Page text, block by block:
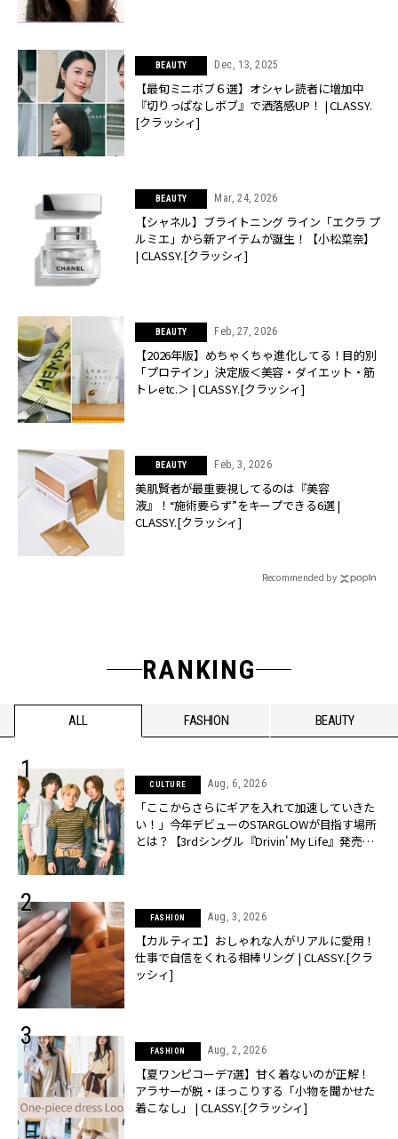
BEAUTY Dec, 13, 2025
【最旬ミニボブ６選】オシャレ読者に増加中
『切りっぱなしボブ』で洒落感UP！ | CLASSY.
[クラッシィ]
BEAUTY Mar, 24, 2026
【シャネル】ブライトニング ライン「エクラ プ
ルミエ」から新アイテムが誕生！【小松菜奈】
| CLASSY.[クラッシィ]
BEAUTY Feb, 27, 2026
【2026年版】めちゃくちゃ進化してる！目的別
「プロテイン」決定版＜美容・ダイエット・筋
トレetc.＞ | CLASSY.[クラッシィ]
BEAUTY Feb, 3, 2026
美肌賢者が最重要視してるのは『美容
液』！“施術要らず”をキープできる6選 |
CLASSY.[クラッシィ]
Recommended by
RANKING
ALL FASHION BEAUTY
CULTURE Aug, 6, 2026
「ここからさらにギアを入れて加速していきた
い！」今年デビューのSTARGLOWが目指す場所
とは？【3rdシングル『Drivin' My Life』発売】 |
FASHION Aug, 3, 2026
【カルティエ】おしゃれな人がリアルに愛用！
仕事で自信をくれる相棒リング | CLASSY.[クラ
ッシィ]
FASHION Aug, 2, 2026
【夏ワンピコーデ7選】甘く着ないのが正解！
アラサーが脱・ほっこりする「小物を聞かせた
着こなし」 | CLASSY.[クラッシィ]